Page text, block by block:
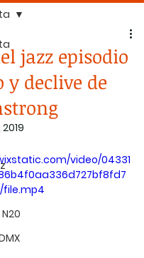
jazz episodio
y declive de
video/04331